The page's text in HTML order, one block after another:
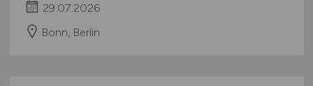
29.07.2026
Bonn, Berlin